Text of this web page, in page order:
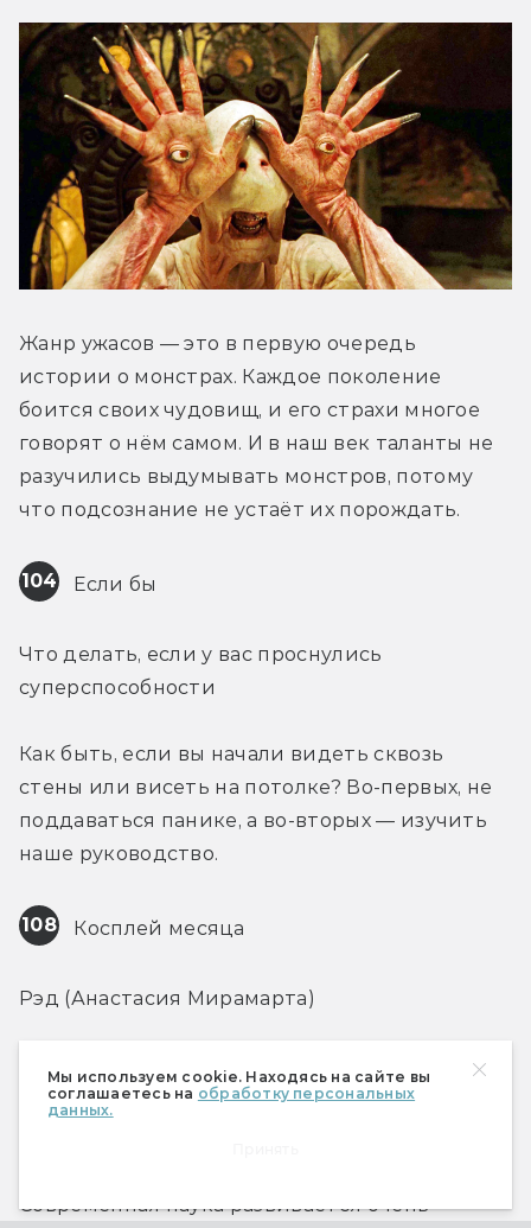
Мы используем cookie. Находясь на сайте вы
соглашаетесь на обработку персональных
данных.
Жанр ужасов — это в первую очередь
истории о монстрах. Каждое поколение
боится своих чудовищ, и его страхи многое
говорят о нём самом. И в наш век таланты не
разучились выдумывать монстров, потому
что подсознание не устаёт их порождать.
104 Если бы
Что делать, если у вас проснулись
суперспособности
Как быть, если вы начали видеть сквозь
стены или висеть на потолке? Во-первых, не
поддаваться панике, а во-вторых — изучить
наше руководство.
108 Косплей месяца
Рэд (Анастасия Мирамарта)
Машина времени
Современная наука развивается очень